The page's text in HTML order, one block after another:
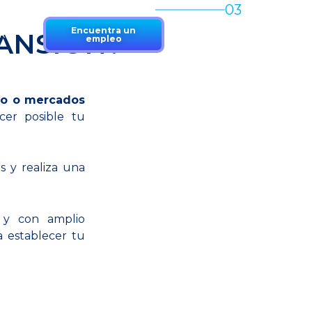
Encuentra un
empleo
o mercados
posible tu
y realiza una
y con amplio
establecer tu